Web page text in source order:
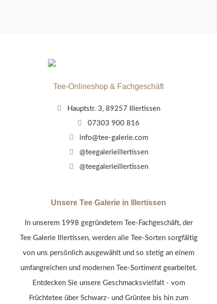
Tee-Onlineshop & Fachgeschäft
Hauptstr. 3, 89257 Illertissen
07303 900 816
info@tee-galerie.com
@teegalerieillertissen
@teegalerieillertissen
Unsere Tee Galerie in Illertissen
In unserem 1998 gegründetem Tee-Fachgeschäft, der
Tee Galerie Illertissen, werden alle Tee-Sorten sorgfältig
von uns persönlich ausgewählt und so stetig an einem
umfangreichen und modernen Tee-Sortiment gearbeitet.
Entdecken Sie unsere Geschmacksvielfalt - vom
Früchtetee über Schwarz- und Grüntee bis hin zum